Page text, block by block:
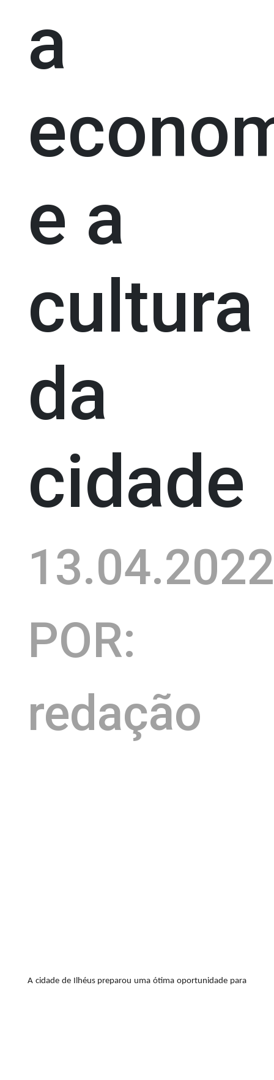
a
e a
cultura
da
cidade
13.04.2022
POR:
redação
A cidade de Ilhéus preparou uma ótima oportunidade para